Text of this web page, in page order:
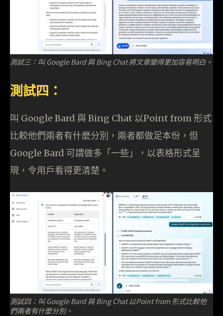
測試三：叫 Google Bard 與 Bing Chat 將文章變得更加容易明白。
測試四：
叫 Google Bard 與 Bing Chat 以Point from 形式
比較他們兩者有什麼分別，兩者都做足本份，但
Google Bard 可謂做多「一些」，以表格形式呈
現，令用戶看得更清楚。
測試四：叫 Google Bard 與 Bing Chat 以Point from 形式比較他
們兩者有什麼分別。